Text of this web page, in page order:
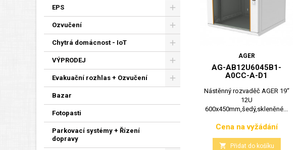
EPS
Ozvučení
Chytrá domácnost - IoT
VÝPRODEJ
Evakuační rozhlas + Ozvučení
Bazar
Fotopasti
Parkovací systémy + Řízení
dopravy
AGER
AG-AB12U6045B1-
A0CC-A-D1
Nástěnný rozvaděč AGER 19“
12U
600x450mm,šedý,skleněné...
Cena
Cena na vyžádání
 Přidat do košíku